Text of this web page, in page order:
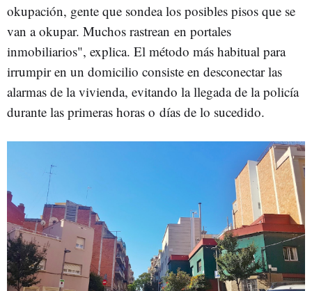
okupación, gente que sondea los posibles pisos que se
van a okupar. Muchos rastrean en portales
inmobiliarios", explica. El método más habitual para
irrumpir en un domicilio consiste en desconectar las
alarmas de la vivienda, evitando la llegada de la policía
durante las primeras horas o días de lo sucedido.